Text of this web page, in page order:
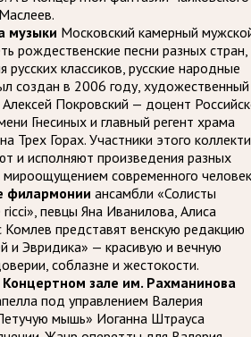
музыки Московский камерный
рождественские песни разных стран,
русских классиков, русские народные
создан в 2006 году, художественный
Покровский — доцент
Гнесиных и главный регент храма
Трех Горах. Участники этого
и исполняют произведения разных
мироощущением современного
филармонии ансамбли «Солисты
певцы Яна Иванилова, Алиса
представят венскую редакцию
и Эвридика» — красивую и вечную
соблазне и жестокости.
зале им. Рахманинова
под управлением Валерия
мышь» Иоганна Штрауса